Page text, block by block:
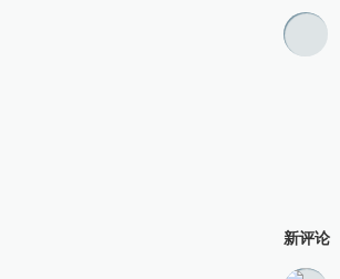
新评论